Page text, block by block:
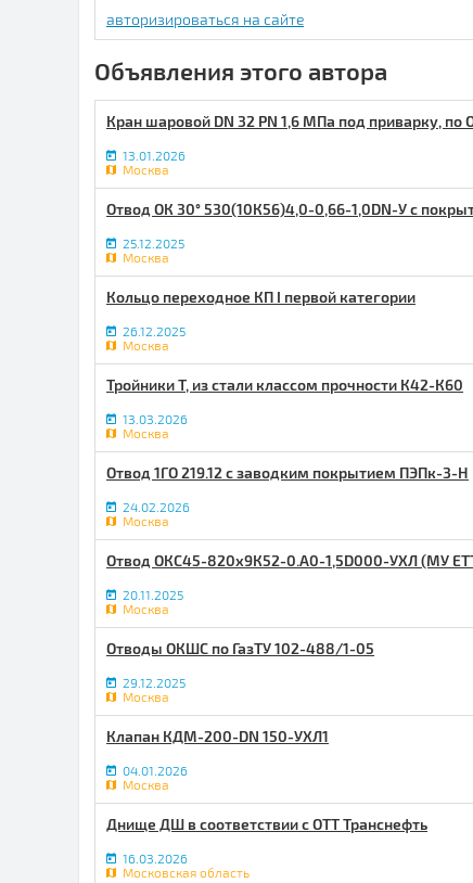
авторизироваться на сайте
Объявления этого автора
Кран шаровой DN 32 PN 1,6 МПа под приварку, по
13.01.2026
Москва
Отвод ОК 30° 530(10К56)4,0-0,66-1,0DN-У с
25.12.2025
Москва
Кольцо переходное КП I первой категории
26.12.2025
Москва
Тройники Т, из стали классом прочности К42-К60
13.03.2026
Москва
Отвод 1ГО 219.12 с заводким покрытием ПЭПк-3-Н
24.02.2026
Москва
Отвод ОКС45-820х9К52-0.А0-1,5D000-УХЛ (МУ
20.11.2025
Москва
Отводы ОКШС по ГазТУ 102-488/1-05
29.12.2025
Москва
Клапан КДМ-200-DN 150-УХЛ1
04.01.2026
Москва
Днище ДШ в соответствии с ОТТ Транснефть
16.03.2026
Московская область